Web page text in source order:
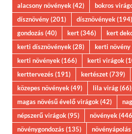
alacsony növények(42) bokros
dísznövény(201) dísznövények(194)
gondozás(40) kert(346) kert
kerti dísznövények(28) kerti növény
kerti növények(166) kerti virágok
kerttervezés(191) kertészet(739)
közepes növények(49) lila virág(66)
magas növésű évelő virágok(42)
népszerű virágok(95) növények
növénygondozás(135) növényápolás